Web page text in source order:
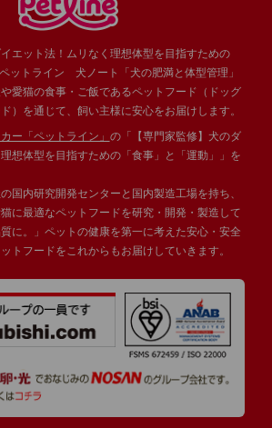
イエット法！ムリなく理想体型を目指すための
ットライン 犬ノート「犬の肥満と体型管理」
愛猫の食事・ご飯であるペットフード（ドッグ
）を通じて、飼い主様に安心をお届けします。
ー「ペットライン」 の「【専門家監修】犬のダ
想体型を目指すための「食事」と「運動」」を
国内研究開発センターと国内製造工場を持ち、
に最適なペットフードを研究・開発・製造して
に。」ペットの健康を第一に考えた安心・安全
トフードをこれからもお届けしていきます。